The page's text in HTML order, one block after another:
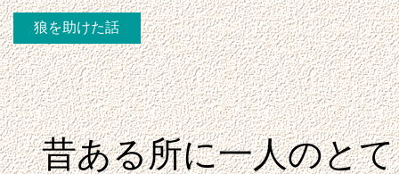
狼を助けた話
昔ある所に一人のと